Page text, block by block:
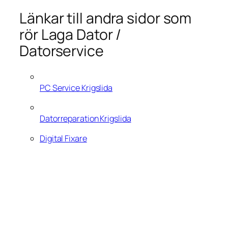
Länkar till andra sidor som
rör Laga Dator /
Datorservice
PC Service Krigslida
Datorreparation Krigslida
Digital Fixare